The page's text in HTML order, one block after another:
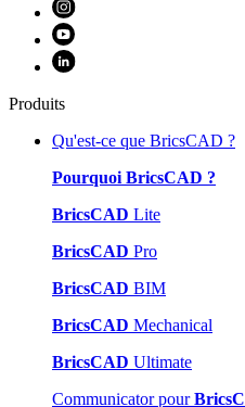
Produits
Qu'est-ce que BricsCAD ?
Pourquoi BricsCAD ?
BricsCAD Lite
BricsCAD Pro
BricsCAD BIM
BricsCAD Mechanical
BricsCAD Ultimate
Communicator pour